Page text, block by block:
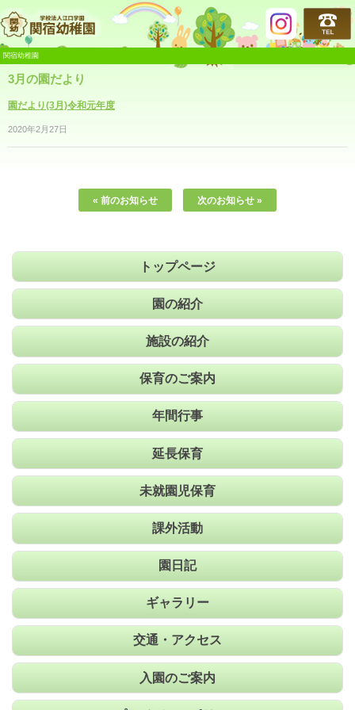
関宿幼稚園
関宿幼稚園
3月の園だより
園だより(3月)令和元年度
2020年2月27日
« 前のお知らせ 次のお知らせ »
トップページ
園の紹介
施設の紹介
保育のご案内
年間行事
延長保育
未就園児保育
課外活動
園日記
ギャラリー
交通・アクセス
入園のご案内